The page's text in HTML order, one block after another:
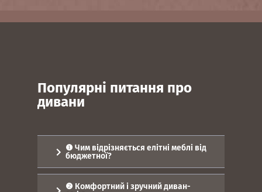
Популярні питання про
дивани
❶ Чим відрізняється елітні меблі від
бюджетної?
Вибір меблів - захоплююче, але
складно. Це скільки потрібно
перебрати варіантів. Зокрема
❷ Комфортний і зручний диван-